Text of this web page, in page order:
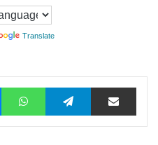
Translate
MessengerWhatsAppTelegram Share via